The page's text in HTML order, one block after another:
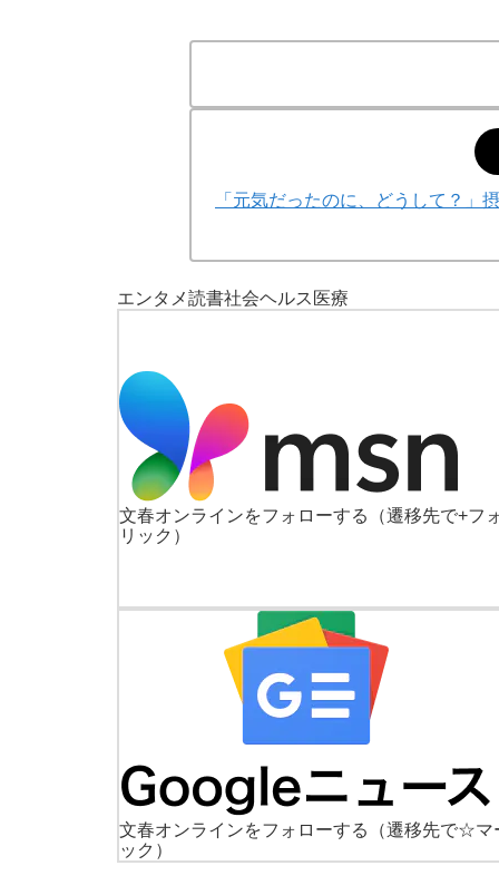
「元気だったのに、どうして？
エンタメ読書社会ヘルス 医療
文春オンラインをフォローする
（遷移先で+フ
リック）
文春オンラインをフォローする
（遷移先で☆マ
ック）